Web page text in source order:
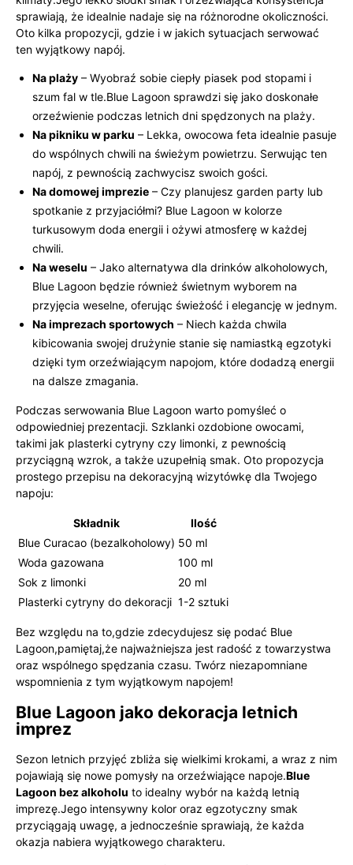
sprawiają, że idealnie nadaje się na różnorodne okoliczności.
Oto kilka propozycji, gdzie i w jakich sytuacjach serwować
ten wyjątkowy napój.
Na plaży – Wyobraź sobie ciepły piasek pod stopami i
szum fal w tle.Blue Lagoon sprawdzi się jako doskonałe
orzeźwienie podczas letnich dni spędzonych na plaży.
Na pikniku w parku – Lekka, owocowa feta idealnie pasuje
do wspólnych chwili na świeżym powietrzu. Serwując ten
napój, z pewnością zachwycisz swoich gości.
Na domowej imprezie – Czy planujesz garden party lub
spotkanie z przyjaciółmi? Blue Lagoon w kolorze
turkusowym doda energii i ożywi atmosferę w każdej
chwili.
Na weselu – Jako alternatywa dla drinków alkoholowych,
Blue Lagoon będzie również świetnym wyborem na
przyjęcia weselne, oferując świeżość i elegancję w jednym.
Na imprezach sportowych – Niech każda chwila
kibicowania swojej drużynie stanie się namiastką egzotyki
dzięki tym orzeźwiającym napojom, które dodadzą energii
na dalsze zmagania.
Podczas serwowania Blue Lagoon warto pomyśleć o
odpowiedniej prezentacji. Szklanki ozdobione owocami,
takimi jak plasterki cytryny czy limonki, z pewnością
przyciągną wzrok, a także uzupełnią smak. Oto propozycja
prostego przepisu na dekoracyjną wizytówkę dla Twojego
napoju:
Składnik
Ilość
Blue Curacao (bezalkoholowy) 50 ml
Woda gazowana
100 ml
Sok z limonki
20 ml
Plasterki cytryny do dekoracji 1-2 sztuki
Bez względu na to,gdzie zdecydujesz się podać Blue
Lagoon,pamiętaj,że najważniejsza jest radość z towarzystwa
oraz wspólnego spędzania czasu. Twórz niezapomniane
wspomnienia z tym wyjątkowym napojem!
Blue Lagoon jako dekoracja letnich
imprez
Sezon letnich przyjęć zbliża się wielkimi krokami, a wraz z nim
pojawiają się nowe pomysły na orzeźwiające napoje.Blue
Lagoon bez alkoholu to idealny wybór na każdą letnią
imprezę.Jego intensywny kolor oraz egzotyczny smak
przyciągają uwagę, a jednocześnie sprawiają, że każda
okazja nabiera wyjątkowego charakteru.